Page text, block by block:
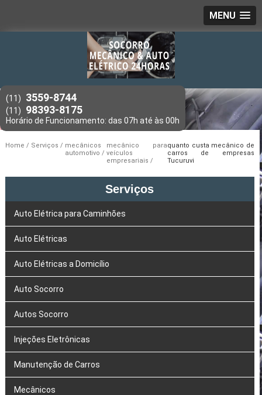
MENU
(11) 3559-8744
(11) 98393-8175
Home Serviços
mecânicos
automotivo
mecânico para
veículos
empresariais
quanto custa mecânico de
carros de empresas
Tucuruvi
Serviços
Auto Elétrica para Caminhões
Auto Elétricas
Auto Elétricas a Domicílio
Auto Socorro
Autos Socorro
Injeções Eletrônicas
Manutenção de Carros
Mecânicos